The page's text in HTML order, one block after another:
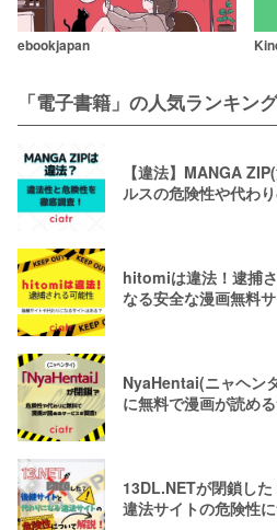
ebookjapan
「電子書籍」の人気ランキング
【違法】MANGA
ルスの危険性や代わ
hitomiは違法！逮捕
なる安全な漫画無料
NyaHentai(ニャヘン
に無料で漫画が読め
13DL.NETが閉鎖し
違法サイトの危険性